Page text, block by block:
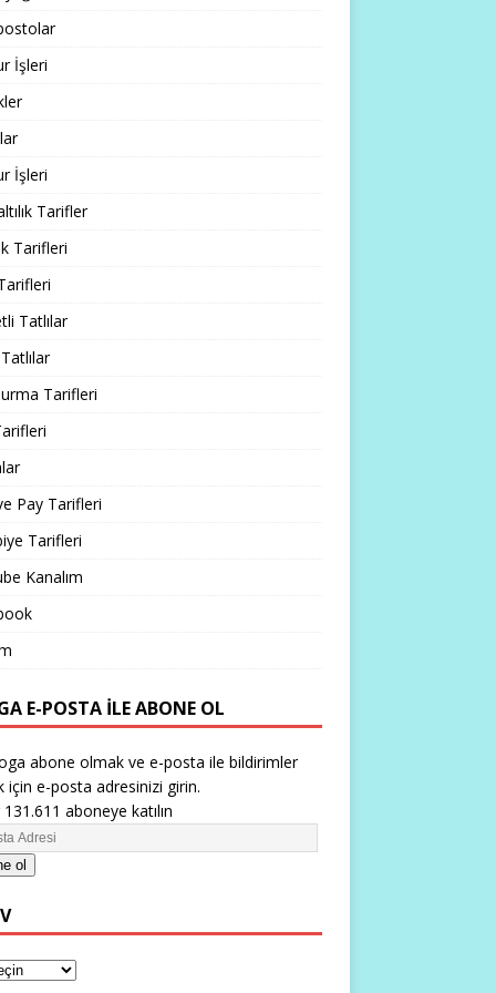
İşleri
İşleri
Tarifler
Tarifleri
Tatlılar
Tarifleri
Pay Tarifleri
Tarifleri
Kanalım
E-POSTA ILE ABONE OL
abone olmak ve e-posta ile bildirimler
için e-posta adresinizi girin.
aboneye katılın
ol